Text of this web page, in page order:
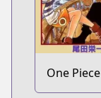
One Piece